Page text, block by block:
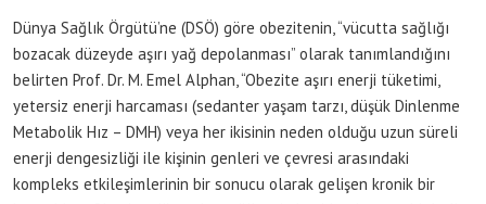
Dünya Sağlık Örgütü’ne (DSÖ) göre obezitenin, “vücutta sağlığı
bozacak düzeyde aşırı yağ depolanması” olarak tanımlandığını
belirten Prof. Dr. M. Emel Alphan, “Obezite aşırı enerji tüketimi,
yetersiz enerji harcaması (sedanter yaşam tarzı, düşük Dinlenme
Metabolik Hız – DMH) veya her ikisinin neden olduğu uzun süreli
enerji dengesizliği ile kişinin genleri ve çevresi arasındaki
kompleks etkileşimlerinin bir sonucu olarak gelişen kronik bir